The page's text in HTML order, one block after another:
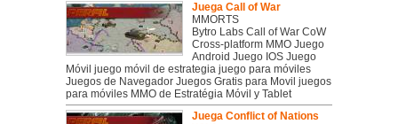
Juega Call of War
MMORTS
Bytro Labs Call of War CoW
Cross-platform MMO Juego
Android Juego IOS Juego
Móvil juego móvil de estrategia juego para móviles
Juegos de Navegador Juegos Gratis para Movil juegos
para móviles MMO de Estratégia Móvil y Tablet
Juega Conflict of Nations